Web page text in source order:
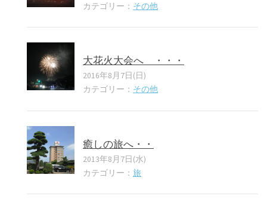
カテゴリー： その他
大花火大会へ ・・・
2016年8月7日(日)
カテゴリー： その他
癒しの旅へ・・
2013年8月7日(水)
カテゴリー： 旅